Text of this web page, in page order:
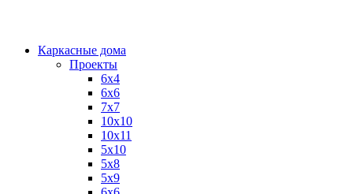
Каркасные дома
Проекты
6х4
6х6
7х7
10х10
10х11
5х10
5х8
5х9